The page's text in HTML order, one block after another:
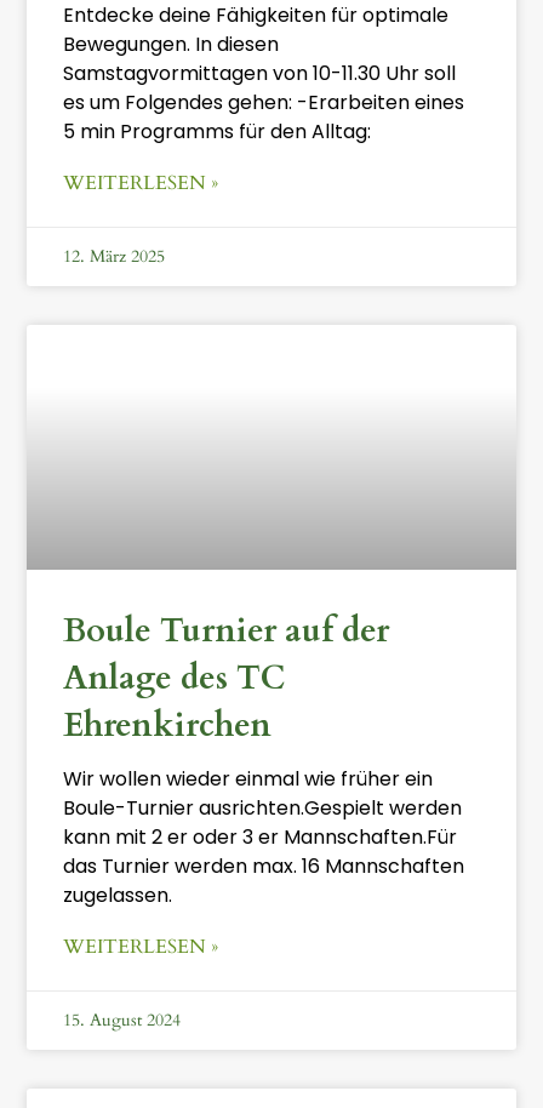
Entdecke deine Fähigkeiten für optimale
Bewegungen. In diesen
Samstagvormittagen von 10-11.30 Uhr soll
es um Folgendes gehen: -Erarbeiten eines
5 min Programms für den Alltag:
WEITERLESEN »
12. März 2025
Boule Turnier auf der
Anlage des TC
Ehrenkirchen
Wir wollen wieder einmal wie früher ein
Boule-Turnier ausrichten.Gespielt werden
kann mit 2 er oder 3 er Mannschaften.Für
das Turnier werden max. 16 Mannschaften
zugelassen.
WEITERLESEN »
15. August 2024